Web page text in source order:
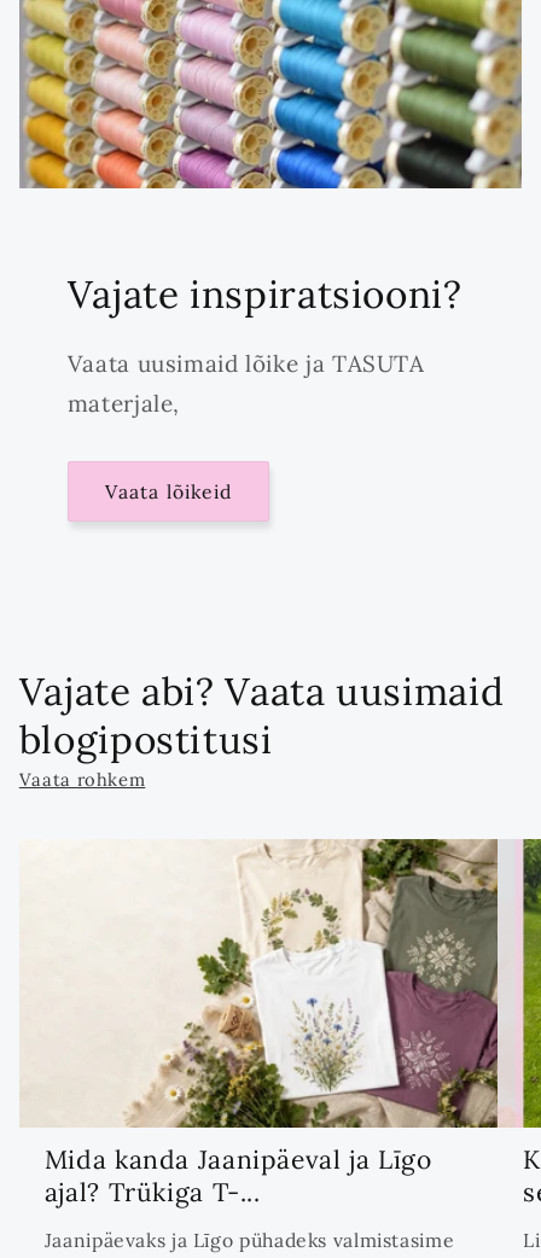
Vajate inspiratsiooni?
Vaata uusimaid lõike ja TASUTA
materjale,
Vaata lõikeid
Vajate abi? Vaata uusimaid
blogipostitusi
Vaata rohkem
Mida kanda Jaanipäeval ja Līgo
ajal? Trükiga T-...
Jaanipäevaks ja Līgo pühadeks valmistasime